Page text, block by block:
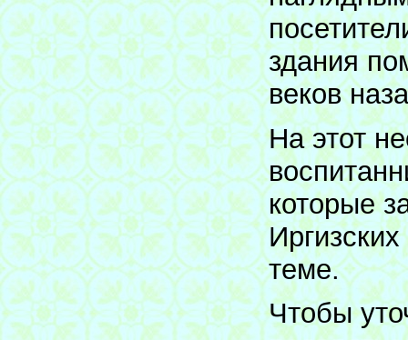
здания
веков
На этот
которые
теме.
Чтобы